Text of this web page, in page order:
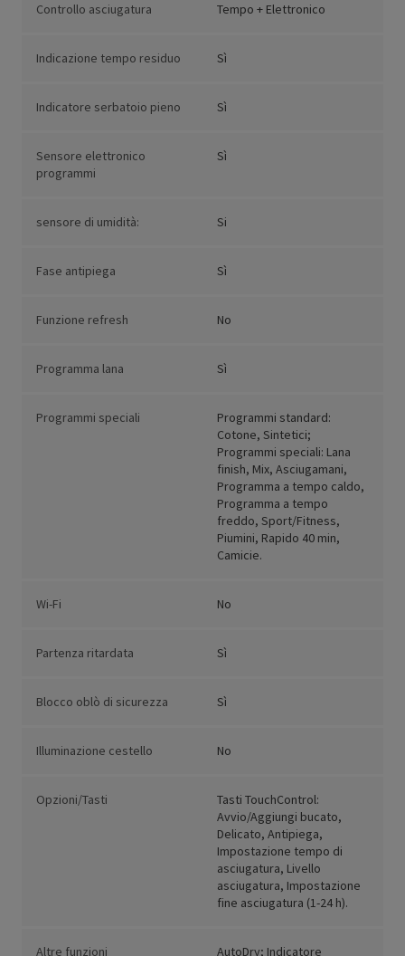
Controllo asciugatura Tempo + Elettronico
Indicazione tempo residuo Sì
Indicatore serbatoio pieno Sì
Sensore elettronico
programmi
Sì
sensore di umidità: Si
Fase antipiega Sì
Funzione refresh No
Programma lana Sì
Programmi speciali
Programmi standard:
Cotone, Sintetici;
Programmi speciali: Lana
finish, Mix, Asciugamani,
Programma a tempo caldo,
Programma a tempo
freddo, Sport/Fitness,
Piumini, Rapido 40 min,
Camicie.
Wi-Fi No
Partenza ritardata Sì
Blocco oblò di sicurezza Sì
Illuminazione cestello No
Opzioni/Tasti
Tasti TouchControl:
Avvio/Aggiungi bucato,
Delicato, Antipiega,
Impostazione tempo di
asciugatura, Livello
asciugatura, Impostazione
fine asciugatura (1-24 h).
Altre funzioni AutoDry; Indicatore